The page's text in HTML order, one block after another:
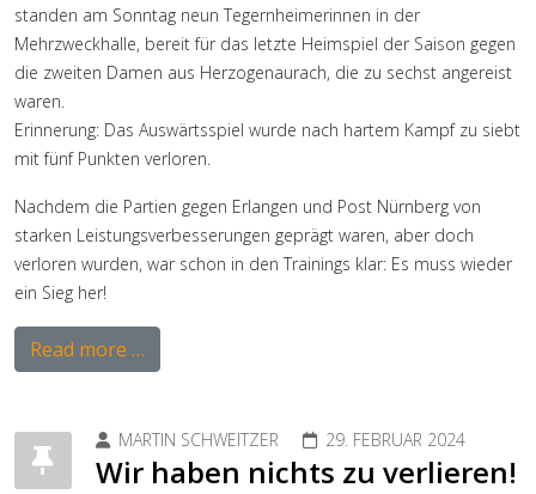
standen am Sonntag neun Tegernheimerinnen in der
Mehrzweckhalle, bereit für das letzte Heimspiel der Saison gegen
die zweiten Damen aus Herzogenaurach, die zu sechst angereist
waren.
Erinnerung: Das Auswärtsspiel wurde nach hartem Kampf zu siebt
mit fünf Punkten verloren.
Nachdem die Partien gegen Erlangen und Post Nürnberg von
starken Leistungsverbesserungen geprägt waren, aber doch
verloren wurden, war schon in den Trainings klar: Es muss wieder
ein Sieg her!
Read more …
MARTIN SCHWEITZER 29. FEBRUAR 2024
Wir haben nichts zu verlieren!